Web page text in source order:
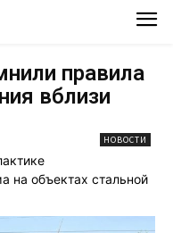
правила
вблизи
НОВОСТИ
на объектах стальной